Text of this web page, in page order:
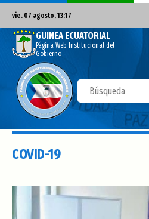
vie. 07 agosto, 13:17
GUINEA ECUATORIAL
Página Web Institucional del
Gobierno
COVID-19